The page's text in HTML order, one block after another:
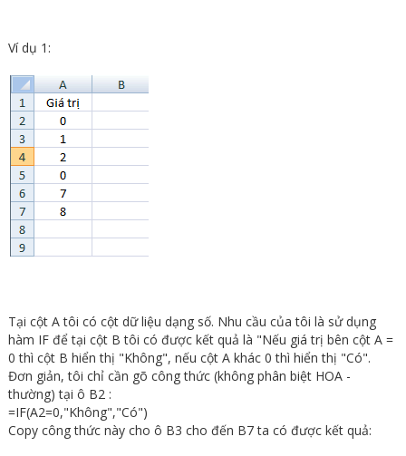
Ví dụ 1:
Tại cột A tôi có cột dữ liệu dạng số. Nhu cầu của tôi là sử dụng
hàm IF để tại cột B tôi có được kết quả là "Nếu giá trị bên cột A =
0 thì cột B hiển thị "Không", nếu cột A khác 0 thì hiển thị "Có".
Đơn giản, tôi chỉ cần gõ công thức (không phân biệt HOA -
thường) tại ô B2 :
=IF(A2=0,"Không","Có")
Copy công thức này cho ô B3 cho đến B7 ta có được kết quả: